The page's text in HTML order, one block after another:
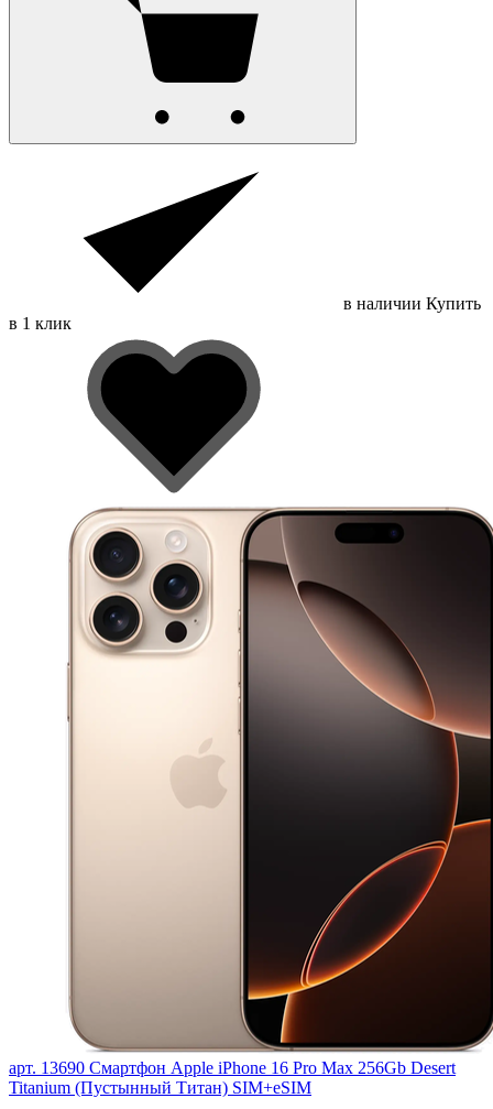
в наличии Купить
в 1 клик
арт. 13690 Смартфон Apple iPhone 16 Pro Max 256Gb Desert
Titanium (Пустынный Титан) SIM+eSIM